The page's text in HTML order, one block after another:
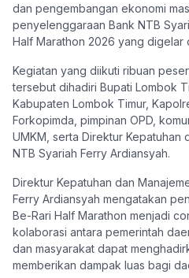
dan pengembangan ekonomi
penyelenggaraan Bank NTB
Half Marathon 2026 yang digelar
Kegiatan yang diikuti ribuan
tersebut dihadiri Bupati Lombok
Kabupaten Lombok Timur,
Forkopimda, pimpinan OPD,
UMKM, serta Direktur Kepatuhan
NTB Syariah Ferry Ardiansyah.
Direktur Kepatuhan dan
Ferry Ardiansyah mengatakan
Be-Rari Half Marathon menjadi
kolaborasi antara pemerintah
dan masyarakat dapat
memberikan dampak luas bagi